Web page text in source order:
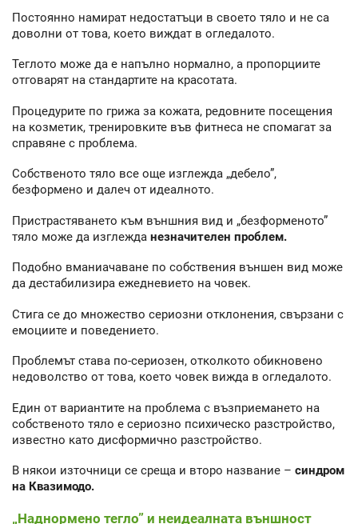
Постоянно намират недостатъци в своето тяло и не са
доволни от това, което виждат в огледалото.
Теглото може да е напълно нормално, а пропорциите
отговарят на стандартите на красотата.
Процедурите по грижа за кожата, редовните посещения
на козметик, тренировките във фитнеса не спомагат за
справяне с проблема.
Собственото тяло все още изглежда „дебело”,
безформено и далеч от идеалното.
Пристрастяването към външния вид и „безформеното”
тяло може да изглежда незначителен проблем.
Подобно вманиачаване по собствения външен вид може
да дестабилизира ежедневието на човек.
Стига се до множество сериозни отклонения, свързани с
емоциите и поведението.
Проблемът става по-сериозен, отколкото обикновено
недоволство от това, което човек вижда в огледалото.
Един от вариантите на проблема с възприемането на
собственото тяло е сериозно психическо разстройство,
известно като дисформично разстройство.
В някои източници се среща и второ название – синдром
на Квазимодо.
„Наднормено тегло” и неидеалната външност